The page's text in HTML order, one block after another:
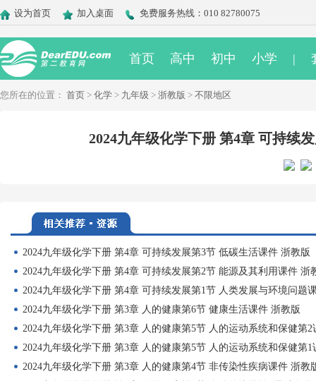
设为首页 加入桌面 免费服务热线：010 82780075
首页 高中 初中 小学 |
您所在的位置： 首页 > 化学 > 九年级 > 浙教版 > 不限地区
2024九年级化学下册 第4章 可持续
2024九年级化学下册 第4章 可持续发展第3节 低碳生活课件 浙教版
2024九年级化学下册 第4章 可持续发展第2节 能源及其利用课件 浙
2024九年级化学下册 第4章 可持续发展第1节 人类发展与环境问题
2024九年级化学下册 第3章 人的健康第6节 健康生活课件 浙教版
2024九年级化学下册 第3章 人的健康第5节 人的运动系统和保健第2
2024九年级化学下册 第3章 人的健康第5节 人的运动系统和保健第1
2024九年级化学下册 第3章 人的健康第4节 非传染性疾病课件 浙教